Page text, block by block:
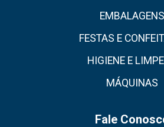
EMBALAGENS
FESTAS E
HIGIENE E
MÁQUINAS
Fale